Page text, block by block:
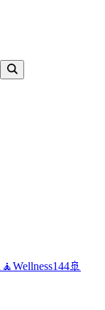
🧘Wellness144🚢